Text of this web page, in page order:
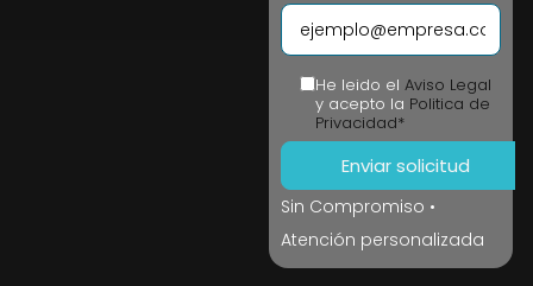
He leido el Aviso Legal
y acepto la Politica de
Privacidad*
Sin Compromiso •
Atención personalizada